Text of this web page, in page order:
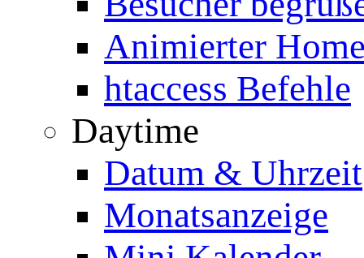
Animierter
htaccess Befehle
Daytime
Datum & Uhrzeit
Monatsanzeige